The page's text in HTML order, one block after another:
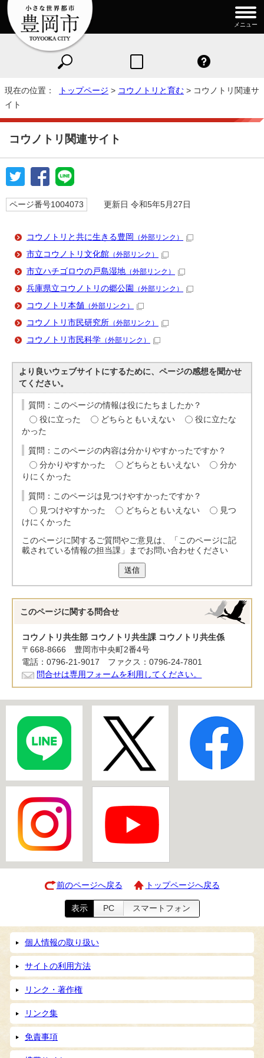
メニュー
現在の位置： トップページ > コウノトリと育む > コウノトリ関連サ
イト
コウノトリ関連サイト
ページ番号1004073 更新日 令和5年5月27日
コウノトリと共に生きる豊岡 （外部リンク）
市立コウノトリ文化館 （外部リンク）
市立ハチゴロウの戸島湿地 （外部リンク）
兵庫県立コウノトリの郷公園 （外部リンク）
コウノトリ本舗 （外部リンク）
コウノトリ市民研究所 （外部リンク）
コウノトリ市民科学 （外部リンク）
より良いウェブサイトにするために、ページの感想を聞かせ
てください。
質問：このページの情報は役にたちましたか？
役に立った
どちらともいえない
役に立たな
かった
質問：このページの内容は分かりやすかったですか？
分かりやすかった
どちらともいえない
分か
りにくかった
質問：このページは見つけやすかったですか？
見つけやすかった
どちらともいえない
見つ
けにくかった
このページに関するご質問やご意見は、「このページに記
載されている情報の担当課」までお問い合わせください
送信
このページに関する 問合せ
コウノトリ共生部 コウノトリ共生課 コウノトリ共生係
〒668-8666 豊岡市中央町2番4号
電話：0796-21-9017 ファクス：0796-24-7801
問合せは専用フォームを利用してください。
前のページへ戻る トップページへ戻る
表示 PC スマートフォン
個人情報の取り扱い
サイトの利用方法
リンク・著作権
リンク集
免責事項